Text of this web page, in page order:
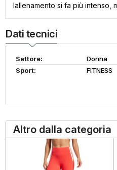
lallenamento si fa più intenso,
Dati tecnici
Settore:
Donna
Sport:
FITNESS
Altro dalla categoria